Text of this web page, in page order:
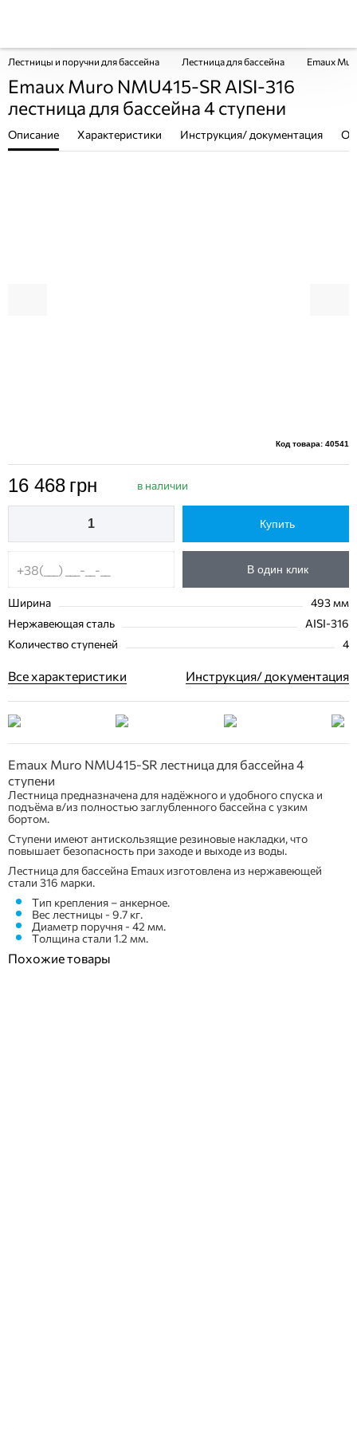
Лестницы и поручни для бассейна Лестница для бассейна Emaux
Emaux Muro NMU415-SR AISI-316
лестница для бассейна 4 ступени
Описание Характеристики Инструкция/ документация
Код товара: 40541
16 468 грн в наличии
Купить
В один клик
Ширина
493 мм
Нержавеющая сталь
AISI-316
Количество ступеней
4
Все характеристики Инструкция/ документация
Emaux Muro NMU415-SR лестница для бассейна 4
ступени
Лестница предназначена для надёжного и удобного спуска и
подъёма в/из полностью заглубленного бассейна с узким
бортом.
Ступени имеют антискользящие резиновые накладки, что
повышает безопасность при заходе и выходе из воды.
Лестница для бассейна Emaux изготовлена из нержавеющей
стали 316 марки.
Тип крепления – анкерное.
Вес лестницы - 9.7 кг.
Диаметр поручня - 42 мм.
Толщина стали 1.2 мм.
Похожие товары